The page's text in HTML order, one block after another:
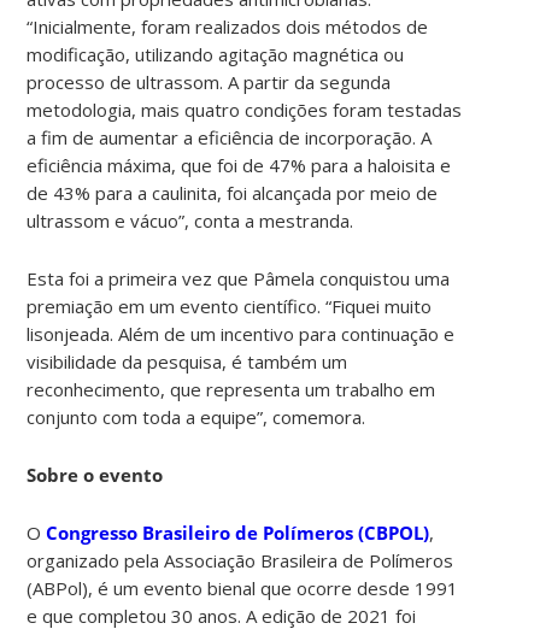
“Inicialmente, foram realizados dois métodos de
modificação, utilizando agitação magnética ou
processo de ultrassom. A partir da segunda
metodologia, mais quatro condições foram testadas
a fim de aumentar a eficiência de incorporação. A
eficiência máxima, que foi de 47% para a haloisita e
de 43% para a caulinita, foi alcançada por meio de
ultrassom e vácuo”, conta a mestranda.
Esta foi a primeira vez que Pâmela conquistou uma
premiação em um evento científico. “Fiquei muito
lisonjeada. Além de um incentivo para continuação e
visibilidade da pesquisa, é também um
reconhecimento, que representa um trabalho em
conjunto com toda a equipe”, comemora.
Sobre o evento
OCongresso Brasileiro de Polímeros (CBPOL),
organizado pela Associação Brasileira de Polímeros
(ABPol), é um evento bienal que ocorre desde 1991
e que completou 30 anos. A edição de 2021 foi